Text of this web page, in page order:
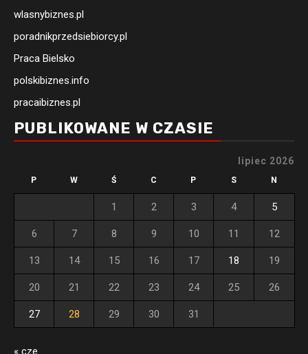
wlasnybiznes.pl
poradnikprzedsiebiorcy.pl
Praca Bielsko
polskibiznes.info
pracaibiznes.pl
PUBLIKOWANE W CZASIE
lipiec 2026
P W Ś C P S N
1 2 3 4 5
6 7 8 9 10 11 12
13 14 15 16 17 18 19
20 21 22 23 24 25 26
27 28 29 30 31
« cze